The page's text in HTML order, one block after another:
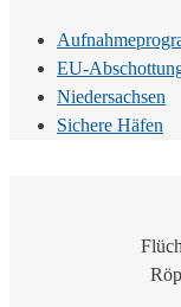
EU-
Niedersachsen
Sichere Häfen